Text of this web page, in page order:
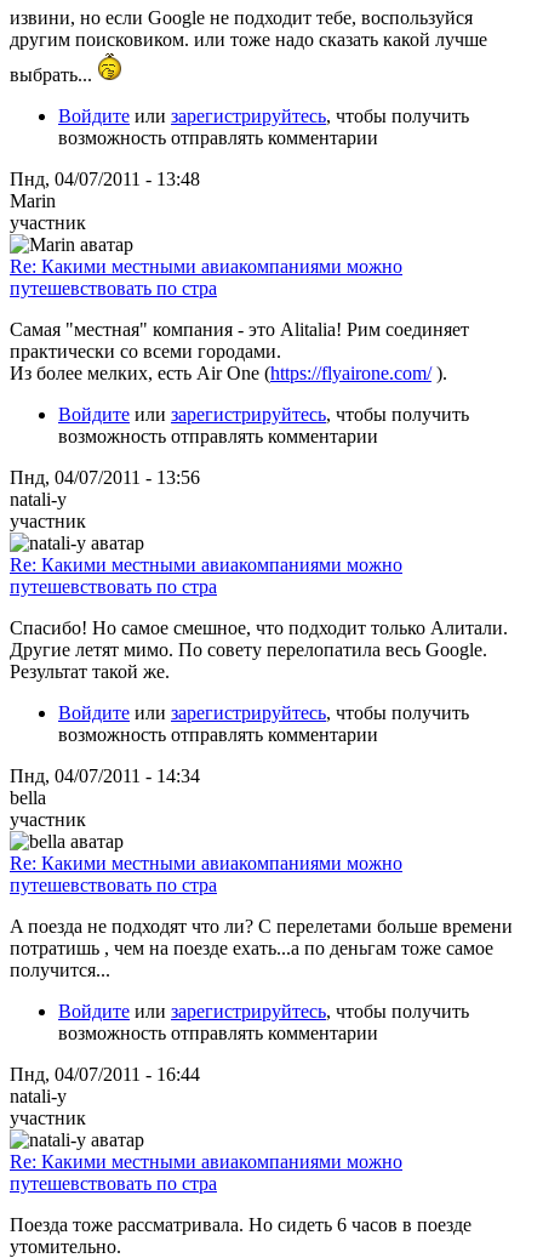
извини, но если Google не подходит тебе, воспользуйся
другим поисковиком. или тоже надо сказать какой лучше
выбрать...
Войдите или зарегистрируйтесь, чтобы получить
возможность отправлять комментарии
Пнд, 04/07/2011 - 13:48
Marin
участник
Re: Какими местными авиакомпаниями можно
путешевствовать по стра
Самая "местная" компания - это Alitalia! Рим соединяет
практически со всеми городами.
Из более мелких, есть Air One (https://flyairone.com/).
Войдите или зарегистрируйтесь, чтобы получить
возможность отправлять комментарии
Пнд, 04/07/2011 - 13:56
natali-y
участник
Re: Какими местными авиакомпаниями можно
путешевствовать по стра
Спасибо! Но самое смешное, что подходит только Алитали.
Другие летят мимо. По совету перелопатила весь Google.
Результат такой же.
Войдите или зарегистрируйтесь, чтобы получить
возможность отправлять комментарии
Пнд, 04/07/2011 - 14:34
bella
участник
Re: Какими местными авиакомпаниями можно
путешевствовать по стра
A поезда не подходят что ли? С перелетами больше времени
потратишь , чем на поезде ехать...а по деньгам тоже самое
получится...
Войдите или зарегистрируйтесь, чтобы получить
возможность отправлять комментарии
Пнд, 04/07/2011 - 16:44
natali-y
участник
Re: Какими местными авиакомпаниями можно
путешевствовать по стра
Поезда тоже рассматривала. Но сидеть 6 часов в поезде
утомительно.